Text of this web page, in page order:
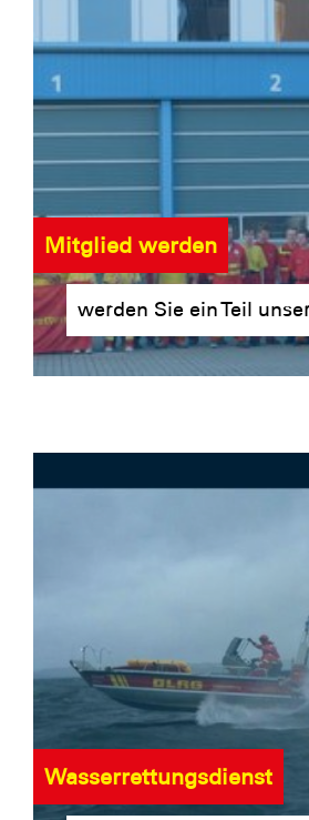
Mitglied werden
werden Sie ein Teil
Wasserrettungsdienst